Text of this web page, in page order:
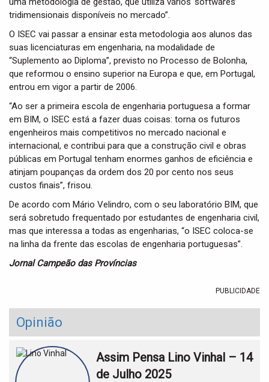
tridimensionais disponíveis no mercado”.
O ISEC vai passar a ensinar esta metodologia aos alunos das
suas licenciaturas em engenharia, na modalidade de
“Suplemento ao Diploma”, previsto no Processo de Bolonha,
que reformou o ensino superior na Europa e que, em Portugal,
entrou em vigor a partir de 2006.
“Ao ser a primeira escola de engenharia portuguesa a formar
em BIM, o ISEC está a fazer duas coisas: torna os futuros
engenheiros mais competitivos no mercado nacional e
internacional, e contribui para que a construção civil e obras
públicas em Portugal tenham enormes ganhos de eficiência e
atinjam poupanças da ordem dos 20 por cento nos seus
custos finais”, frisou.
De acordo com Mário Velindro, com o seu laboratório BIM, que
será sobretudo frequentado por estudantes de engenharia civil,
mas que interessa a todas as engenharias, “o ISEC coloca-se
na linha da frente das escolas de engenharia portuguesas”.
Jornal Campeão das Províncias
PUBLICIDADE
Opinião
Assim Pensa Lino Vinhal – 14
de Julho 2025